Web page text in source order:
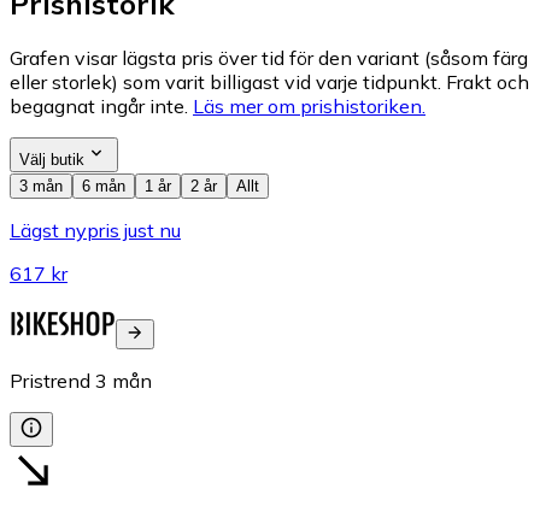
Grafen visar lägsta pris över tid för den variant (såsom färg
eller storlek) som varit billigast vid varje tidpunkt. Frakt och
begagnat ingår inte. Läs mer om prishistoriken.
Välj butik
3 mån
6 mån 1 år 2 år Allt
Lägst nypris just nu
617 kr
Pristrend 3 mån